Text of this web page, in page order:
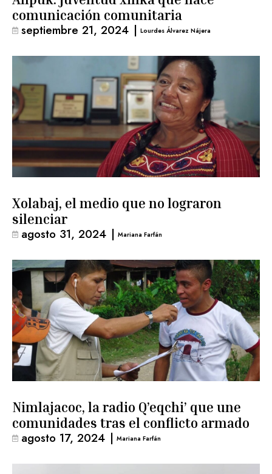
comunicación comunitaria
septiembre 21, 2024 | Lourdes Álvarez Nájera
Xolabaj, el medio que no lograron
silenciar
agosto 31, 2024 | Mariana Farfán
Nimlajacoc, la radio Q’eqchi’ que une
comunidades tras el conflicto armado
agosto 17, 2024 | Mariana Farfán